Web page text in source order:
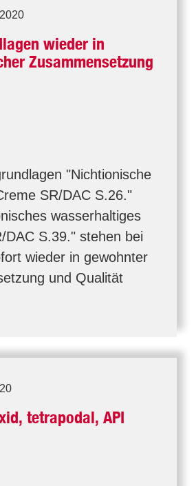
wieder in
Zusammensetzung
"Nichtionische
SR/DAC S.26."
wasserhaltiges
DAC S.39." stehen bei
wieder in gewohnter
und Qualität
tetrapodal, API